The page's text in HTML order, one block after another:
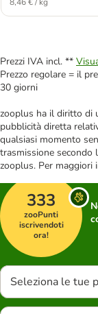
Prezzi IVA incl. **
Prezzo regolare = il
30 giorni
zooplus ha il diritto di
pubblicità diretta
qualsiasi momento
trasmissione secondo
zooplus. Per maggiori
333
zooPunti
iscrivendoti
ora!
Seleziona le tue